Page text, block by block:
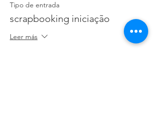
Tipo de entrada
scrapbooking iniciação
Leer más